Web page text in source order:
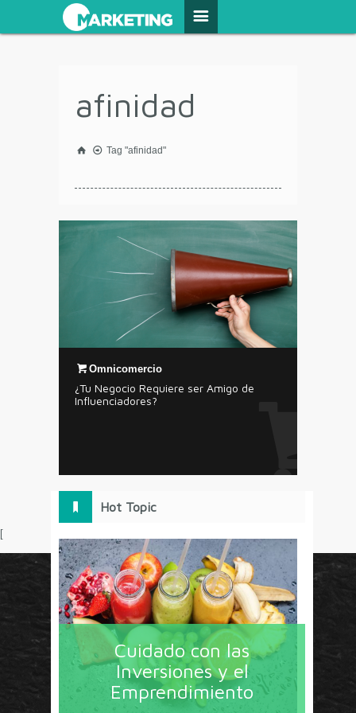
afinidad
Tag "afinidad"
Omnicomercio
¿Tu Negocio Requiere ser Amigo de
Influenciadores?
Hot Topic
Cuidado con las
Inversiones y el
Emprendimiento
[
Circulo Marketing concentra lo último en estrategias,
herramientas y tendencias con un enfoque en México
y América Latina. La revista contiene lo imprescindible
en tecnología, nuevas herramientas, liderazgo, redes
sociales y nuevas ideas en marketing. Los contenidos
están escritos por líderes de negocios y dirigidos hacia